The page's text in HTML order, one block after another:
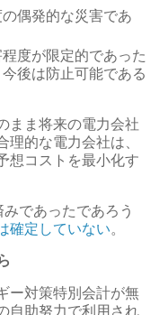
偶発的な災害であ
度が限定的であった
後は防止可能である
まま将来の電力会社
的な電力会社は、
想コストを最小化す
であったであろう
確定していない。
ー対策特別会計が無
自助努力で利用され